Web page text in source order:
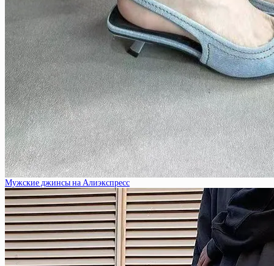
Мужские джинсы на Алиэкспресс